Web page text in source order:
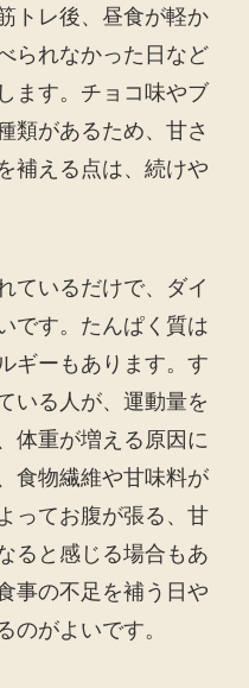
トレ後、昼食が軽か
られなかった日など
ます。チョコ味やブ
類があるため、甘さ
補える点は、続けや
ているだけで、ダイ
です。たんぱく質は
ギーもあります。す
いる人が、運動量を
体重が増える原因に
食物繊維や甘味料が
ってお腹が張る、甘
ると感じる場合もあ
事の不足を補う日や
のがよいです。